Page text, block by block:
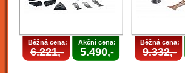
Běžná cena:
6.221,-
Akční cena:
5.490,-
Běžná cena:
9.332,-